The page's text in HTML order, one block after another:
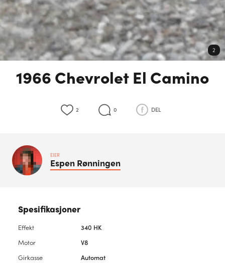
2
1966 Chevrolet El Camino
2 0 DEL
EIER
Espen Rønningen
Spesifikasjoner
Effekt
340 HK
Motor
V8
Girkasse
Automat